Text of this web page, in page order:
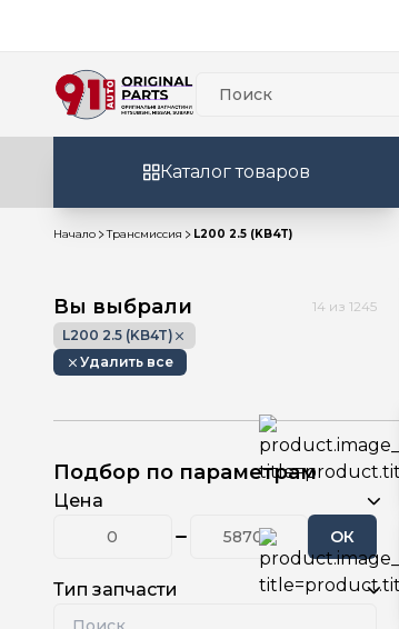
Каталог товаров
Начало Трансмиссия L200 2.5 (KB4T)
Вы выбрали 14 из 1245
L200 2.5 (KB4T)
Удалить все
Подбор по параметрам
Цена
ОК
Тип запчасти